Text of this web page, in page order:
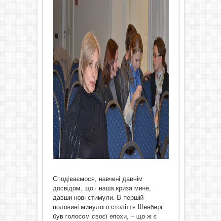
Сподіваємося, навчені давнім
досвідом, що і наша криза мине,
давши нові стимули. В першій
половині минулого століття Шенберґ
був голосом своєї епохи, – що ж є